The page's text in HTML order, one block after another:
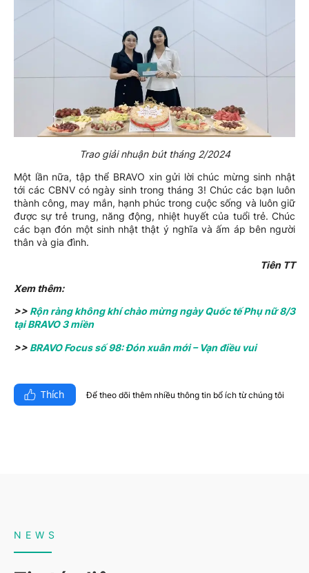
Trao giải nhuận bút tháng 2/2024
Một lần nữa, tập thể BRAVO xin gửi lời chúc mừng sinh nhật
tới các CBNV có ngày sinh trong tháng 3! Chúc các bạn luôn
thành công, may mắn, hạnh phúc trong cuộc sống và luôn giữ
được sự trẻ trung, năng động, nhiệt huyết của tuổi trẻ. Chúc
các bạn đón một sinh nhật thật ý nghĩa và ấm áp bên người
thân và gia đình.
Tiên TT
Xem thêm:
>> Rộn ràng không khí chào mừng ngày Quốc tế Phụ nữ 8/3
tại BRAVO 3 miền
>> BRAVO Focus số 98: Đón xuân mới – Vạn điều vui
Thích Để theo dõi thêm nhiều thông tin bổ ích từ chúng tôi​
NEWS